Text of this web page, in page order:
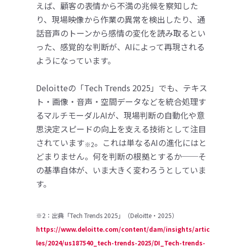
えば、顧客の表情から不満の兆候を察知した
り、現場映像から作業の異常を検出したり、通
話音声のトーンから感情の変化を読み取るとい
った、感覚的な判断が、AIによって再現される
ようになっています。
Deloitteの「Tech Trends 2025」でも、テキス
ト・画像・音声・空間データなどを統合処理す
るマルチモーダルAIが、現場判断の自動化や意
思決定スピードの向上を支える技術として注目
されています※2。これは単なるAIの進化にはと
どまりません。何を判断の根拠とするか──そ
の基準自体が、いま大きく変わろうとしていま
す。
※2：出典「Tech Trends 2025」（Deloitte・2025）
https://www.deloitte.com/content/dam/insights/artic
les/2024/us187540_tech-trends-2025/DI_Tech-trends-